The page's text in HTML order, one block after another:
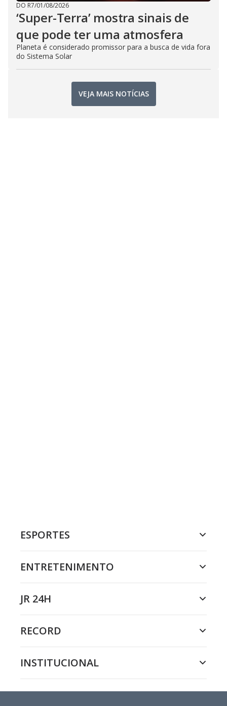
DO R7/01/08/2026
‘Super-Terra’ mostra sinais de
que pode ter uma atmosfera
Planeta é considerado promissor para a busca de vida fora
do Sistema Solar
VEJA MAIS NOTÍCIAS
ESPORTES
ENTRETENIMENTO
JR 24H
RECORD
INSTITUCIONAL